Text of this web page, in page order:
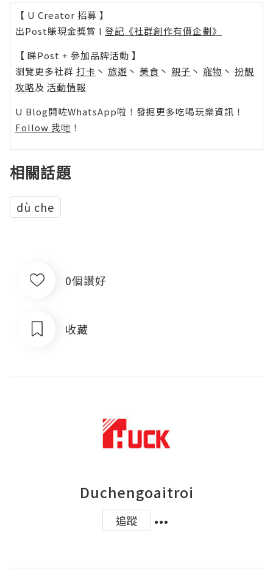
【 U Creator 招募 】
出Post賺現金獎賞 l 登記《社群創作有價企劃》
【 睇Post + 參加品牌活動 】
瀏覽更多社群 打卡 丶 旅遊 丶 美食 丶 親子 丶 寵物 丶 扮靚
攻略及 活動情報
U Blog開咗WhatsApp啦！發掘更多吃喝玩樂資訊！
Follow 我哋 ！
相關話題
dù che
0個讚好
收藏
Duchengoaitroi
追蹤